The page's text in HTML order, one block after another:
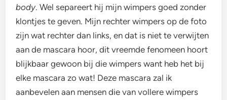
body. Wel separeert hij mijn wimpers goed zonder
klontjes te geven. Mijn rechter wimpers op de foto
zijn wat rechter dan links, en dat is niet te verwijten
aan de mascara hoor, dit vreemde fenomeen hoort
blijkbaar gewoon bij die wimpers want heb het bij
elke mascara zo wat! Deze mascara zal ik
aanbevelen aan mensen die van vollere wimpers